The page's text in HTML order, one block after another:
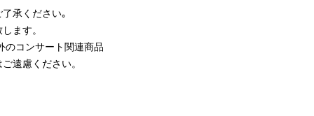
承ください｡
ます。
のコンサート関連商品
遠慮ください。